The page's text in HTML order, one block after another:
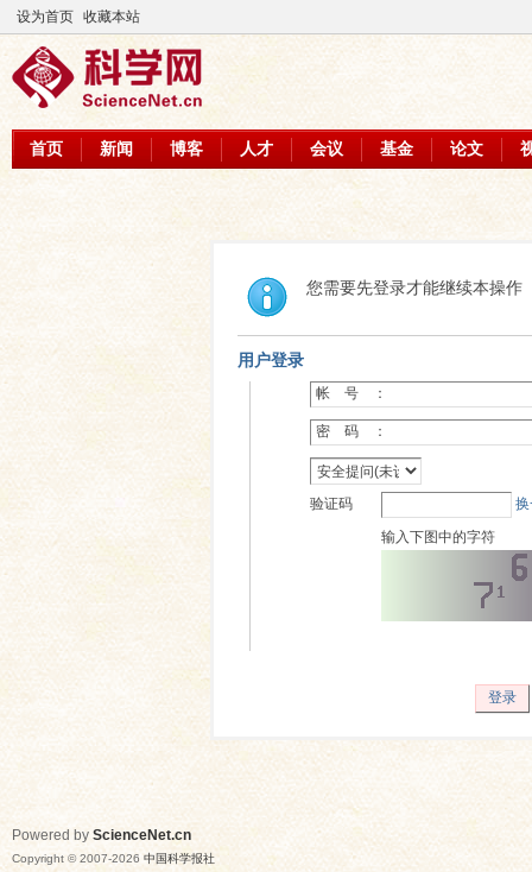
设为首页 收藏本站
首页 新闻 博客 人才 会议 基金 论文
您需要先登录才能继续本操作
用户登录
帐 号 ：
密 码 ：
验证码
输入下图中的字符
登录
Powered by ScienceNet.cn
Copyright © 2007-2026 中国科学报社